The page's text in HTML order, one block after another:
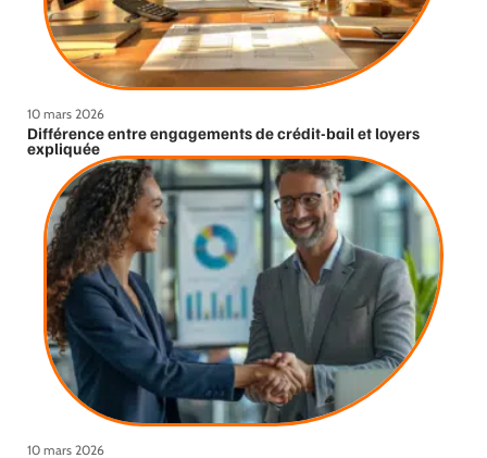
10 mars 2026
Différence entre engagements de crédit-bail et loyers
expliquée
10 mars 2026